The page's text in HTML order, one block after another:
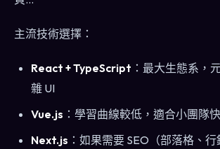
主流技術選擇：
React + TypeScript ：最大生態系，
雜 UI
Vue.js ：學習曲線較低，適合小團隊
Next.js ：如果需要 SEO（部落格、行